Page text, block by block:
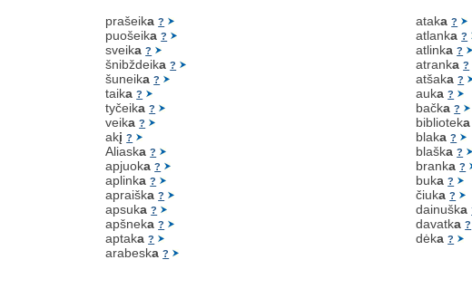
prašeika ?
puošeika ?
sveika ?
šnibždeika ?
šuneika ?
taika ?
tyčeika ?
veika ?
akį ?
Aliaska ?
apjuoka ?
aplinka ?
apraiška ?
apsuka ?
apšneka ?
aptaka ?
arabeska ?
ataka ?
atlanka ?
atlinka ?
atranka ?
atšaka ?
auka ?
bačka ?
biblioteka
blaka ?
blaška ?
branka ?
buka ?
čiuka ?
dainuška
davatka ?
dėka ?